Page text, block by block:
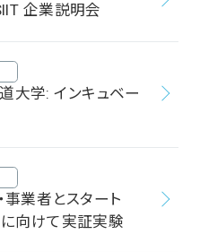
企業説明会
大学: インキュベー
業者とスタート
向けて実証実験